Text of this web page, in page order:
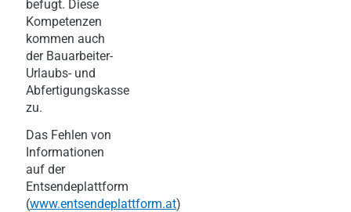
befugt. Diese
Kompetenzen
kommen auch
der Bauarbeiter-
Urlaubs- und
Abfertigungskasse
zu.
Das Fehlen von
Informationen
auf der
Entsendeplattform
(www.entsendeplattform.at)